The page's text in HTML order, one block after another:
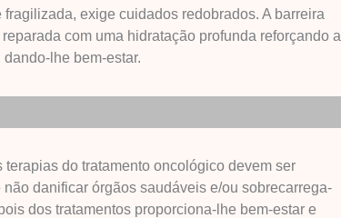
exige cuidados redobrados. A barreira
com uma hidratação profunda reforçando a
lhe bem-estar.
do tratamento oncológico devem ser
danificar órgãos saudáveis e/ou sobrecarrega-
dos tratamentos proporciona-lhe bem-estar e